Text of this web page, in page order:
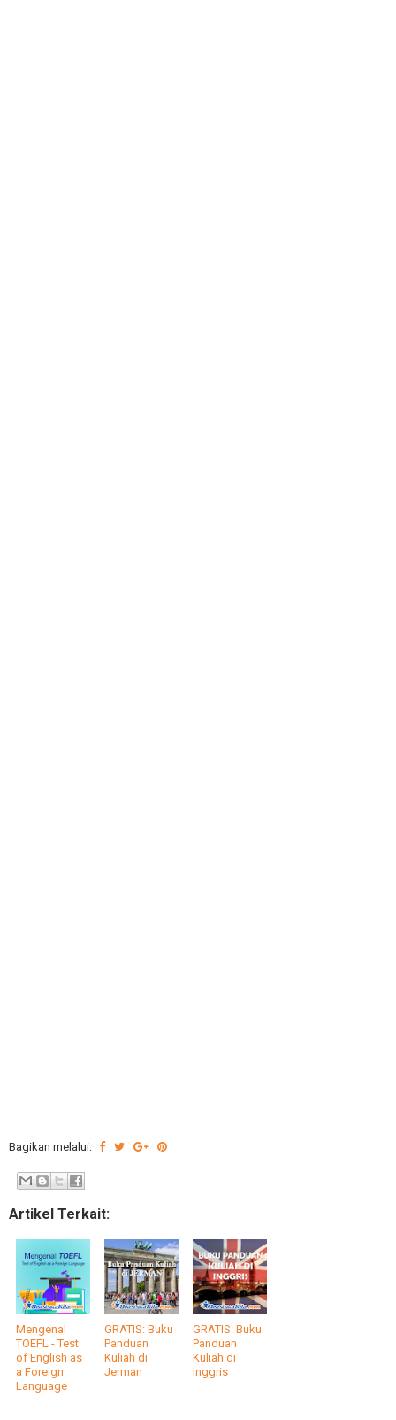
Bagikan melalui:
Artikel Terkait:
Mengenal
TOEFL - Test
of English as
a Foreign
Language
GRATIS: Buku
Panduan
Kuliah di
Jerman
GRATIS: Buku
Panduan
Kuliah di
Inggris